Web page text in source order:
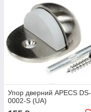
Упор дверний APECS DS-
0002-S (UA)